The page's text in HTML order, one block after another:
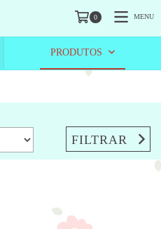
0 MENU
PRODUTOS
FILTRAR